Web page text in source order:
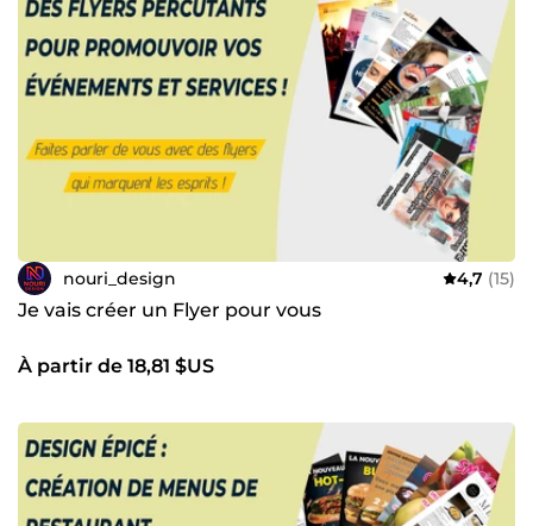
nouri_design 4,7 (15)
Je vais créer un Flyer pour vous
À partir de 18,81 $US